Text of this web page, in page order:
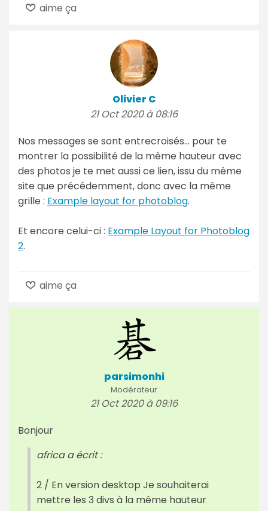
aime ça
Olivier C
21 Oct 2020 à 08:16
Nos messages se sont entrecroisés... pour te
montrer la possibilité de la même hauteur avec
des photos je te met aussi ce lien, issu du même
site que précédemment, donc avec la même
grille : Example layout for photoblog.
Et encore celui-ci : Example Layout for Photoblog
2.
aime ça
parsimonhi
Modérateur
21 Oct 2020 à 09:16
Bonjour
africa a écrit :
2 / En version desktop Je souhaiterai
mettre les 3 divs à la même hauteur